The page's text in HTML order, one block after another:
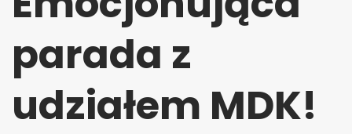
parada z
udziałem MDK!